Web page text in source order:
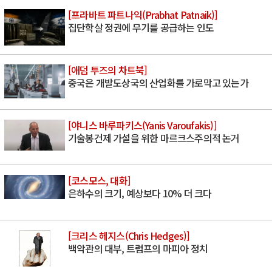
[프라바트 파트나익(Prabhat Patnaik)]
집단학살 정권에 무기를 공급하는 인도
[애덤 투즈의 차트북]
중국은 개발도상국의 산업화를 가로막고 있는가
[야니스 바루파키스(Yanis Varoufakis)]
기술봉건제 가설을 위한 마르크스주의적 논거
[코스모스, 대화]
은하수의 크기, 예상보다 10% 더 크다
[크리스 헤지스(Chris Hedges)]
백악관의 대부, 트럼프의 마피아 정치